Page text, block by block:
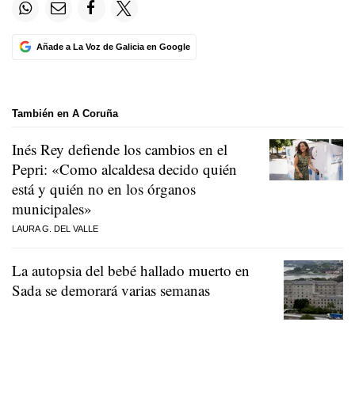
Añade a La Voz de Galicia en Google
También en A Coruña
Inés Rey defiende los cambios en el
Pepri: «Como alcaldesa decido quién
está y quién no en los órganos
municipales»
LAURA G. DEL VALLE
La autopsia del bebé hallado muerto en
Sada se demorará varias semanas